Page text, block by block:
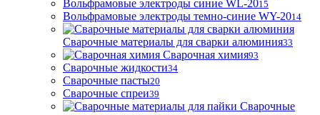
Вольфрамовые электроды синие WL-2015
Вольфрамовые электроды темно-синие WY-2014
Сварочные материалы для сварки алюминия33
Сварочная химия93
Сварочные жидкости34
Сварочные пасты20
Сварочные спреи39
Сварочные